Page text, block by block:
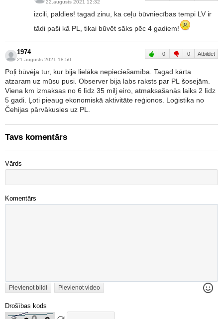
22.augusts 2021 12:32
izcili, paldies! tagad zinu, ka ceļu būvniecības tempi LV ir
tādi paši kā PL, tikai būvēt sāks pēc 4 gadiem!
1974
21.augusts 2021 18:50
0 0 Atbildēt
Poļi būvēja tur, kur bija lielāka nepieciešamība. Tagad kārta
atzaram uz mūsu pusi. Observer bija labs raksts par PL šosejām.
Viena km izmaksas no 6 līdz 35 milj eiro, atmaksašanās laiks 2 līdz
5 gadi. Ļoti pieaug ekonomiskā aktivitāte reģionos. Loģistika no
Čehijas pārvākusies uz PL.
Tavs komentārs
Vārds
Komentārs
Pievienot bildi Pievienot video
Drošības kods